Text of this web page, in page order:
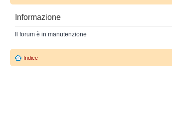
Informazione
Il forum è in manutenzione
Indice